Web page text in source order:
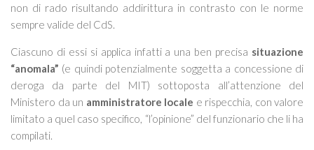
non di rado risultando addirittura in contrasto con le norme
sempre valide del CdS.
Ciascuno di essi si applica infatti a una ben precisa situazione
“anomala” (e quindi potenzialmente soggetta a concessione di
deroga da parte del MIT) sottoposta all’attenzione del
Ministero da un amministratore locale e rispecchia, con valore
limitato a quel caso specifico, “l’opinione” del funzionario che li ha
compilati.